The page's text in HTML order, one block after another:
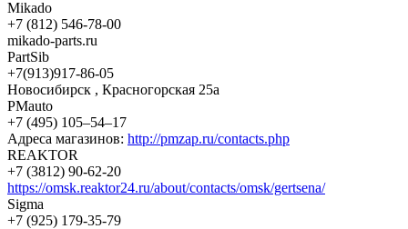
Mikado
+7 (812) 546-78-00
mikado-parts.ru
PartSib
+7(913)917-86-05
Новосибирск , Красногорская 25а
PMauto
+7 (495) 105‒54‒17
Адреса магазинов: http://pmzap.ru/contacts.php
REAKTOR
+7 (3812) 90-62-20
https://omsk.reaktor24.ru/about/contacts/omsk/gertsena/
Sigma
+7 (925) 179-35-79